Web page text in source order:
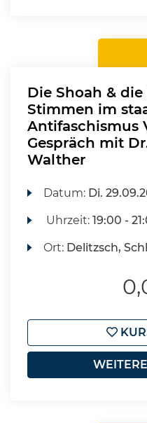
Die Shoah &
Stimmen im
Antifaschismus
Gespräch mit
Walther
Datum: Di.
Uhrzeit:19:00 -
Ort: Delitzsch,